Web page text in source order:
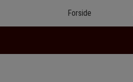
Forside